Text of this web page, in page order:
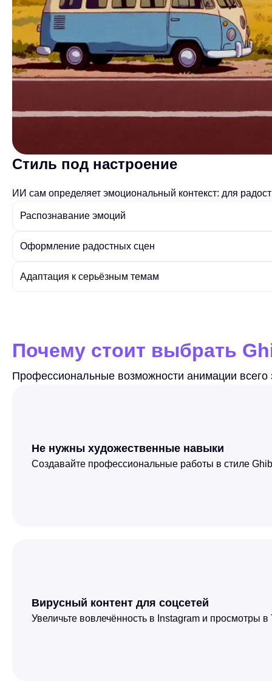
Стиль под настроение
ИИ сам определяет эмоциональный контекст: для
Распознавание эмоций
Оформление радостных сцен
Адаптация к серьёзным темам
Почему стоит выбрать
Профессиональные возможности анимации всего
Не нужны художественные навыки
Создавайте профессиональные работы в стиле
Вирусный контент для соцсетей
Увеличьте вовлечённость в Instagram и просмотры в